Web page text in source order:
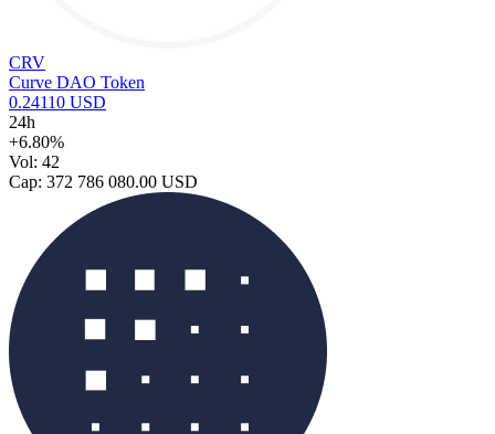
CRV
Curve DAO Token
0.24110 USD
24h
+6.80%
Vol: 42
Cap: 372 786 080.00 USD